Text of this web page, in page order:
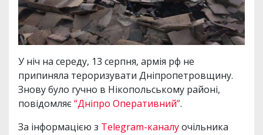
У ніч на середу, 13 серпня, армія рф не
припиняла тероризувати Дніпропетровщину.
Знову було гучно в Нікопольському районі,
повідомляє“Дніпро Оперативний”.
За інформацією з Telegram-каналуочільника